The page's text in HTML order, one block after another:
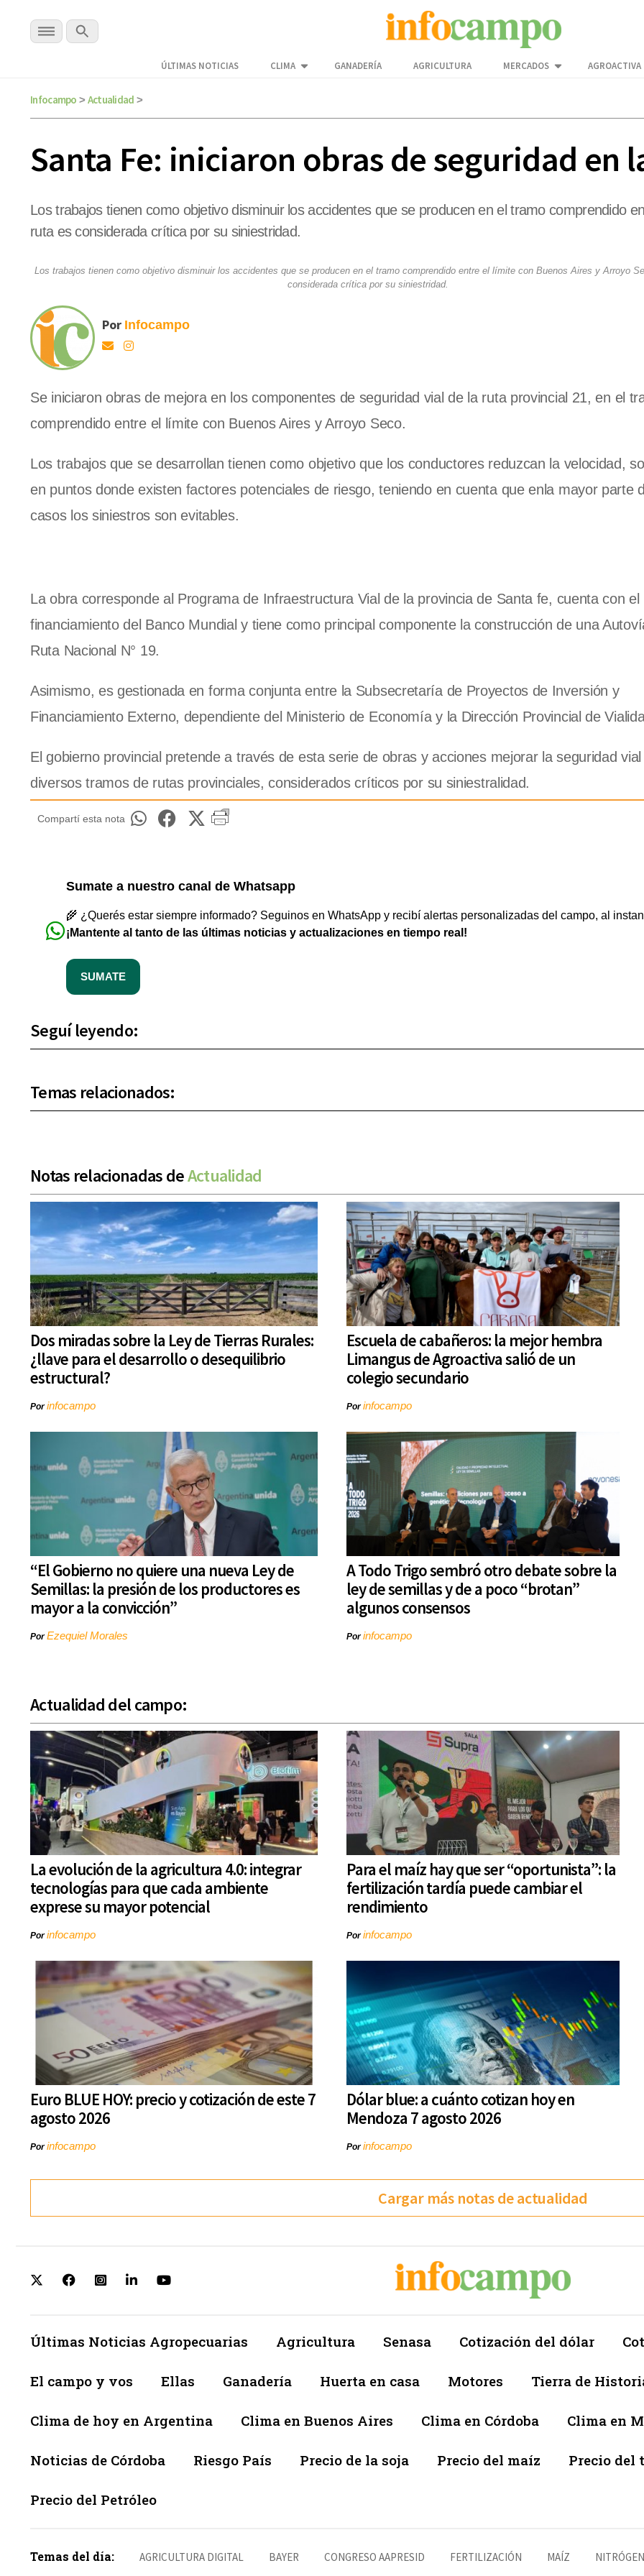
ÚLTIMAS NOTICIAS CLIMA GANADERÍA AGRICULTURA MERCADOS AGROACTIVA
Infocampo > Actualidad >
Santa Fe: iniciaron obras de seguridad en
Los trabajos tienen como objetivo disminuir los accidentes que se producen en el tramo comprendido
ruta es considerada crítica por su siniestridad.
Los trabajos tienen como objetivo disminuir los accidentes que se producen en el tramo comprendido entre el límite con Buenos Aires y Arroyo
considerada crítica por su siniestridad.
Por Infocampo
Se iniciaron obras de mejora en los componentes de seguridad vial de la ruta provincial 21, en el
comprendido entre el límite con Buenos Aires y Arroyo Seco.
Los trabajos que se desarrollan tienen como objetivo que los conductores reduzcan la velocidad,
en puntos donde existen factores potenciales de riesgo, teniendo en cuenta que enla mayor parte
casos los siniestros son evitables.
La obra corresponde al Programa de Infraestructura Vial de la provincia de Santa fe, cuenta con el
financiamiento del Banco Mundial y tiene como principal componente la construcción de una
Ruta Nacional N° 19.
Asimismo, es gestionada en forma conjunta entre la Subsecretaría de Proyectos de Inversión y
Financiamiento Externo, dependiente del Ministerio de Economía y la Dirección Provincial de
El gobierno provincial pretende a través de esta serie de obras y acciones mejorar la seguridad vial
diversos tramos de rutas provinciales, considerados críticos por su siniestralidad.
Compartí esta nota
Sumate a nuestro canal de Whatsapp
🌾 ¿Querés estar siempre informado? Seguinos en WhatsApp y recibí alertas personalizadas del campo, al
¡Mantente al tanto de las últimas noticias y actualizaciones en tiempo real!
SUMATE
Seguí leyendo:
Temas relacionados:
Notas relacionadas deActualidad
Dos miradas sobre la Ley de Tierras Rurales:
¿llave para el desarrollo o desequilibrio
estructural?
Porinfocampo
Escuela de cabañeros: la mejor hembra
Limangus de Agroactiva salió de un
colegio secundario
Porinfocampo
“El Gobierno no quiere una nueva Ley de
Semillas: la presión de los productores es
mayor a la convicción”
PorEzequiel Morales
A Todo Trigo sembró otro debate sobre la
ley de semillas y de a poco “brotan”
algunos consensos
Porinfocampo
Actualidad del campo:
La evolución de la agricultura 4.0: integrar
tecnologías para que cada ambiente
exprese su mayor potencial
Porinfocampo
Para el maíz hay que ser “oportunista”: la
fertilización tardía puede cambiar el
rendimiento
Porinfocampo
Euro BLUE HOY: precio y cotización de este 7
agosto 2026
Porinfocampo
Dólar blue: a cuánto cotizan hoy en
Mendoza 7 agosto 2026
Porinfocampo
Cargar más notas de actualidad
Últimas Noticias Agropecuarias Agricultura Senasa Cotización del dólar
El campo y vos Ellas Ganadería Huerta en casa Motores Tierra de
Clima de hoy en Argentina Clima en Buenos Aires Clima en Córdoba Clima en
Noticias de Córdoba Riesgo País Precio de la soja Precio del maíz Precio del
Precio del Petróleo
Temas del día: AGRICULTURA DIGITAL BAYER CONGRESO AAPRESID FERTILIZACIÓN MAÍZ